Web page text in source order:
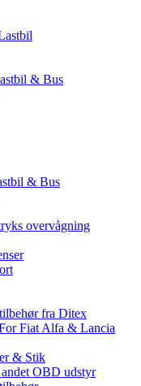
& Bus
& Bus
overvågning
fra Ditex
Fiat Alfa & Lancia
& Stik
OBD udstyr